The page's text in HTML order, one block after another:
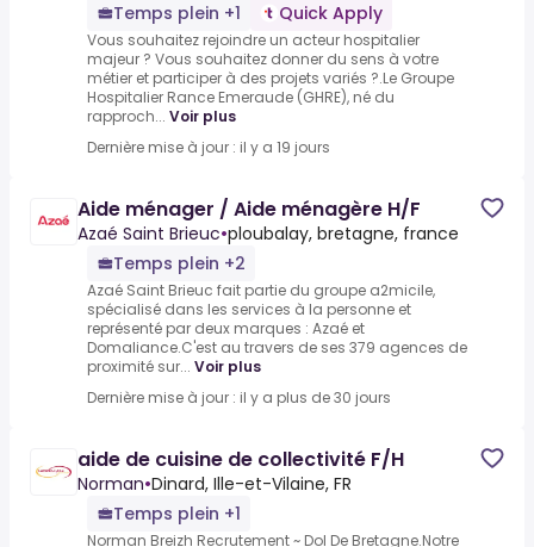
Temps plein +1
Quick Apply
Vous souhaitez rejoindre un acteur hospitalier
majeur ? Vous souhaitez donner du sens à votre
métier et participer à des projets variés ?.Le Groupe
Hospitalier Rance Emeraude (GHRE), né du
rapproch... Voir plus
Dernière mise à jour : il y a 19 jours
Aide ménager / Aide ménagère H/F
Azaé Saint Brieuc•ploubalay, bretagne, france
Temps plein +2
Azaé Saint Brieuc fait partie du groupe a2micile,
spécialisé dans les services à la personne et
représenté par deux marques : Azaé et
Domaliance.C'est au travers de ses 379 agences de
proximité sur... Voir plus
Dernière mise à jour : il y a plus de 30 jours
aide de cuisine de collectivité F/H
Norman•Dinard, Ille-et-Vilaine, FR
Temps plein +1
Norman Breizh Recrutement ~ Dol De Bretagne.Notre